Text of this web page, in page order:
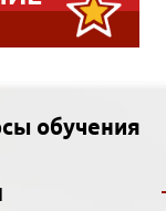
обучения